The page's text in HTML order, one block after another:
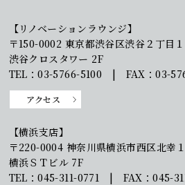
【リノベーションラウンジ】
〒150-0002 東京都渋谷区渋谷２丁目１
渋谷クロスタワー 2F
TEL：03-5766-5100 | FAX：03-
アクセス
【横浜支店】
〒220-0004 神奈川県横浜市西区北幸
横浜ＳＴビル 7F
TEL：045-311-0771 | FAX：045-